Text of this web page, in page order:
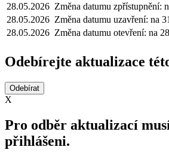
28.05.2026 Změna datumu zpřístupnění:
28.05.2026 Změna datumu uzavření: na
28.05.2026 Změna datumu otevření: na
Odebírejte aktualizace
X
Pro odběr aktualizací
přihlášeni.